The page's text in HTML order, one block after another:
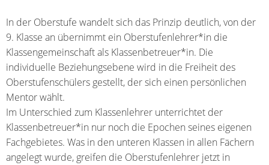
In der Oberstufe wandelt sich das Prinzip deutlich, von der
9. Klasse an übernimmt ein Oberstufenlehrer*in die
Klassengemeinschaft als Klassenbetreuer*in. Die
individuelle Beziehungsebene wird in die Freiheit des
Oberstufenschülers gestellt, der sich einen persönlichen
Mentor wählt.
Im Unterschied zum Klassenlehrer unterrichtet der
Klassenbetreuer*in nur noch die Epochen seines eigenen
Fachgebietes. Was in den unteren Klassen in allen Fächern
angelegt wurde, greifen die Oberstufenlehrer jetzt in